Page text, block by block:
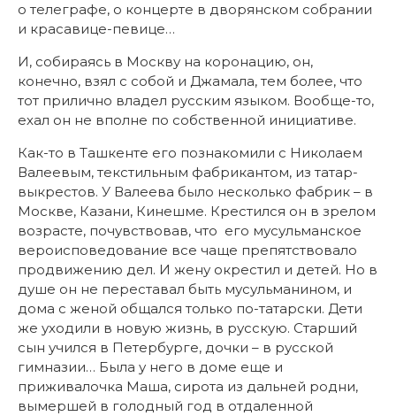
о телеграфе, о концерте в дворянском собрании
и красавице-певице…
И, собираясь в Москву на коронацию, он,
конечно, взял с собой и Джамала, тем более, что
тот прилично владел русским языком. Вообще-то,
ехал он не вполне по собственной инициативе.
Как-то в Ташкенте его познакомили с Николаем
Валеевым, текстильным фабрикантом, из татар-
выкрестов. У Валеева было несколько фабрик – в
Москве, Казани, Кинешме. Крестился он в зрелом
возрасте, почувствовав, что его мусульманское
вероисповедование все чаще препятствовало
продвижению дел. И жену окрестил и детей. Но в
душе он не переставал быть мусульманином, и
дома с женой общался только по-татарски. Дети
же уходили в новую жизнь, в русскую. Старший
сын учился в Петербурге, дочки – в русской
гимназии… Была у него в доме еще и
приживалочка Маша, сирота из дальней родни,
вымершей в голодный год в отдаленной